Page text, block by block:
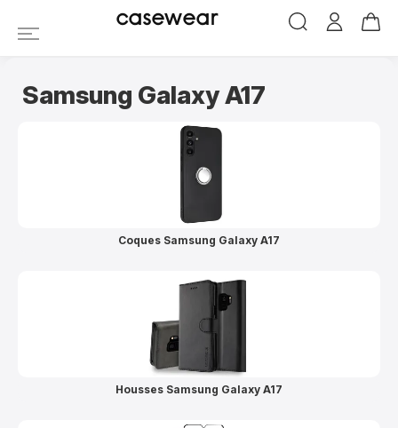
casewear
Samsung Galaxy A17
Coques Samsung Galaxy A17
Housses Samsung Galaxy A17